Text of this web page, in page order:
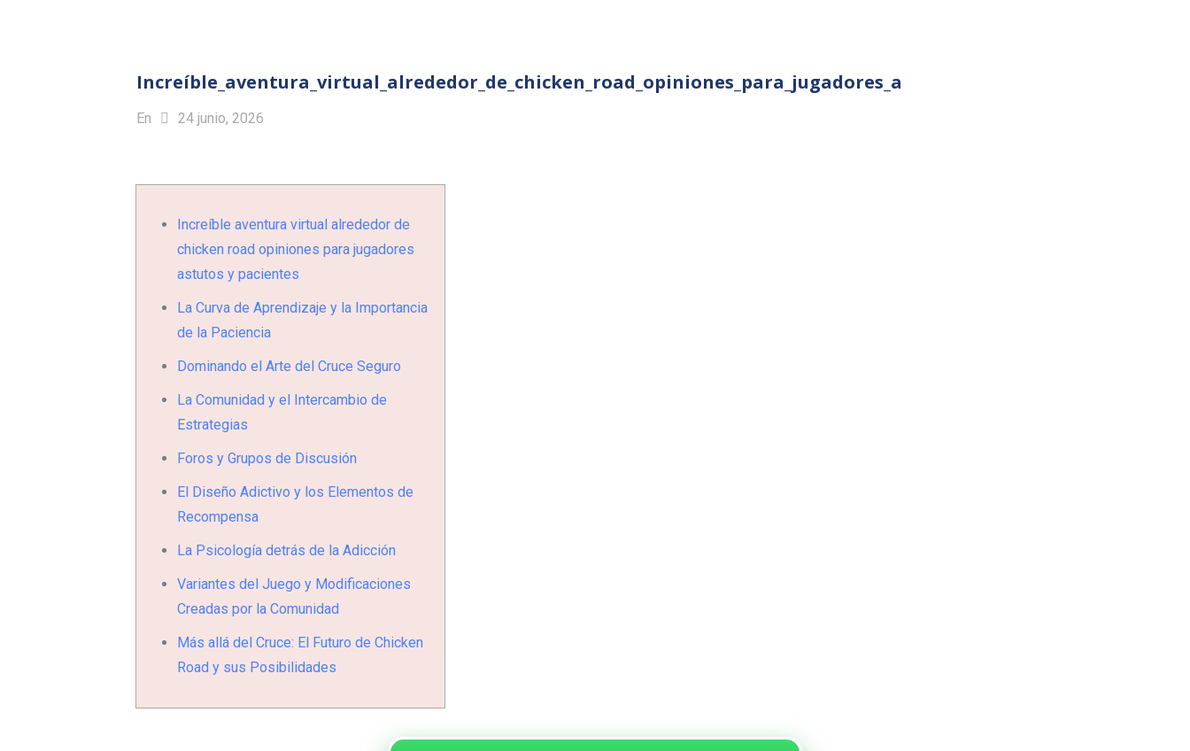
Increíble_aventura_virtual_alrededor_de_chicken_road_opiniones_para_jugadores_a
En 24 junio, 2026
Increíble aventura virtual alrededor de
chicken road opiniones para jugadores
astutos y pacientes
La Curva de Aprendizaje y la Importancia
de la Paciencia
Dominando el Arte del Cruce Seguro
La Comunidad y el Intercambio de
Estrategias
Foros y Grupos de Discusión
El Diseño Adictivo y los Elementos de
Recompensa
La Psicología detrás de la Adicción
Variantes del Juego y Modificaciones
Creadas por la Comunidad
Más allá del Cruce: El Futuro de Chicken
Road y sus Posibilidades